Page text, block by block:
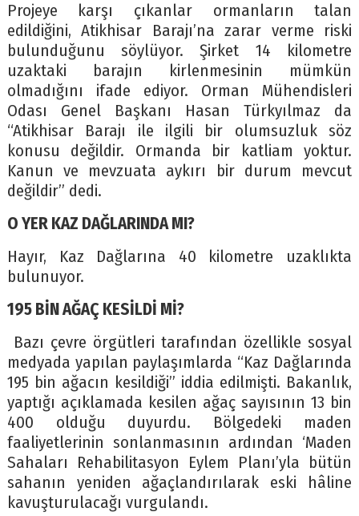
Projeye karşı çıkanlar ormanların talan
edildiğini, Atikhisar Barajı’na zarar verme riski
bulunduğunu söylüyor. Şirket 14 kilometre
uzaktaki barajın kirlenmesinin mümkün
olmadığını ifade ediyor. Orman Mühendisleri
Odası Genel Başkanı Hasan Türkyılmaz da
“Atikhisar Barajı ile ilgili bir olumsuzluk söz
konusu değildir. Ormanda bir katliam yoktur.
Kanun ve mevzuata aykırı bir durum mevcut
değildir” dedi.
O YER KAZ DAĞLARINDA MI?
Hayır, Kaz Dağlarına 40 kilometre uzaklıkta
bulunuyor.
195 BİN AĞAÇ KESİLDİ Mİ?
Bazı çevre örgütleri tarafından özellikle sosyal
medyada yapılan paylaşımlarda “Kaz Dağlarında
195 bin ağacın kesildiği” iddia edilmişti. Bakanlık,
yaptığı açıklamada kesilen ağaç sayısının 13 bin
400 olduğu duyurdu. Bölgedeki maden
faaliyetlerinin sonlanmasının ardından ‘Maden
Sahaları Rehabilitasyon Eylem Planı’yla bütün
sahanın yeniden ağaçlandırılarak eski hâline
kavuşturulacağı vurgulandı.